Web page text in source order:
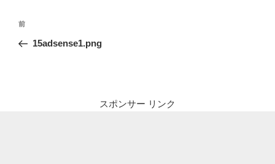
投
ナ
前
の
前
15adsense1.png
スポンサー リンク